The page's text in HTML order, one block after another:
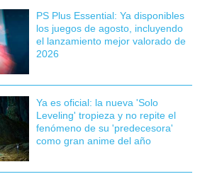
PS Plus Essential: Ya disponibles
los juegos de agosto, incluyendo
el lanzamiento mejor valorado de
2026
Ya es oficial: la nueva 'Solo
Leveling' tropieza y no repite el
fenómeno de su 'predecesora'
como gran anime del año